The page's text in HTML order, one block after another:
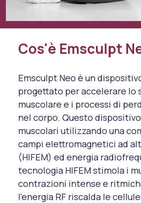
Cos'è Emsculpt
Emsculpt Neo è un
progettato per accelerare lo
muscolare e i processi di
nel corpo. Questo
muscolari utilizzando una
campi elettromagnetici ad
(HIFEM) ed energia
tecnologia HIFEM stimola i
contrazioni intense e
l'energia RF riscalda le